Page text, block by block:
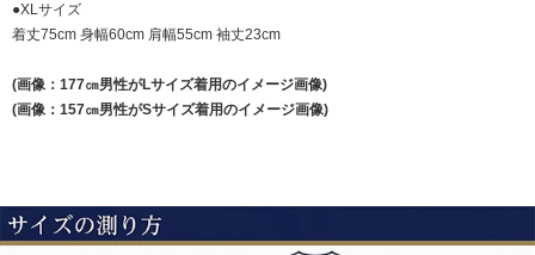
●XLサイズ
着丈75cm 身幅60cm 肩幅55cm 袖丈23cm
(画像：177㎝男性がLサイズ着用のイメージ画像)
(画像：157㎝男性がSサイズ着用のイメージ画像)